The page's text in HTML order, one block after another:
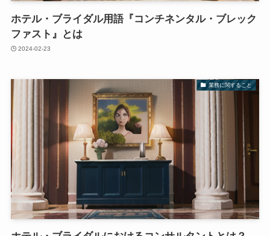
ホテル・ブライダル用語『コンチネンタル・ブレック
ファスト』とは
2024-02-23
業務に関すること